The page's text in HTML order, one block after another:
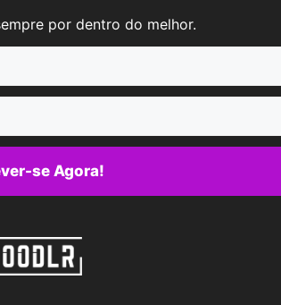
por dentro do melhor.
se Agora!